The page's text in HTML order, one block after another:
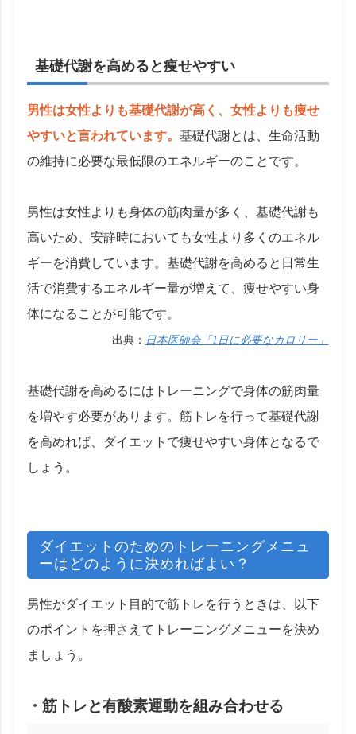
基礎代謝を高めると痩せやすい
男性は女性よりも基礎代謝が高く、女性よりも痩せ
やすいと言われています。基礎代謝とは、生命活動
の維持に必要な最低限のエネルギーのことです。
男性は女性よりも身体の筋肉量が多く、基礎代謝も
高いため、安静時においても女性より多くのエネル
ギーを消費しています。基礎代謝を高めると日常生
活で消費するエネルギー量が増えて、痩せやすい身
体になることが可能です。
出典： 日本医師会「1日に必要なカロリー」
基礎代謝を高めるにはトレーニングで身体の筋肉量
を増やす必要があります。筋トレを行って基礎代謝
を高めれば、ダイエットで痩せやすい身体となるで
しょう。
ダイエットのためのトレーニングメニュ
ーはどのように決めればよい？
男性がダイエット目的で筋トレを行うときは、以下
のポイントを押さえてトレーニングメニューを決め
ましょう。
・筋トレと有酸素運動を組み合わせる